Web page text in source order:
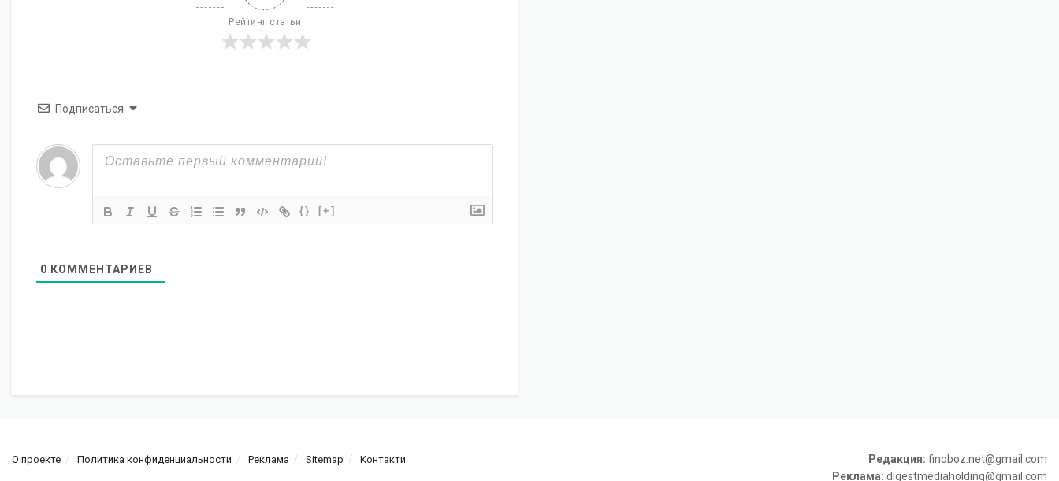
Рейтинг статьи
Подписаться
{} [+]
0 КОММЕНТАРИЕВ
О проекте Политика конфиденциальности Реклама Sitemap Контакти Редакция: finoboz.net@gmail.com
Реклама: digestmediaholding@gmail.com